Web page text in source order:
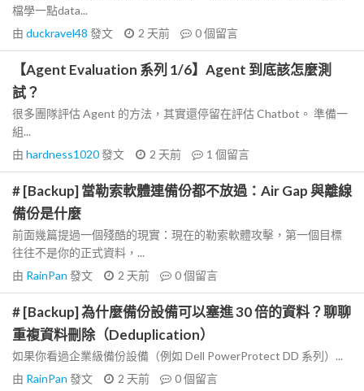
檔學一點data...
由 duckravel48 發文 2 天前 0個留言
【Agent Evaluation 系列 1/6】Agent 到底該怎麼測
試？
很多團隊評估 Agent 的方法，其實還停留在評估 Chatbot。 準備一
組...
由 hardness1020發文 2 天前 1 個留言
# [Backup] 當勒索軟體連備份都不放過：Air Gap 與離線
備份是什麼
前面幾篇提過一個殘酷的現實：現在的勒索軟體攻擊，第一個目標
往往不是你的正式資料，...
由 RainPan 發文 2 天前 0個留言
# [Backup] 為什麼備份設備可以塞進 30 倍的資料？聊聊
重複資料刪除（Deduplication）
如果你看過企業級備份設備（例如 Dell PowerProtect DD 系列）...
由 RainPan 發文 2 天前 0個留言